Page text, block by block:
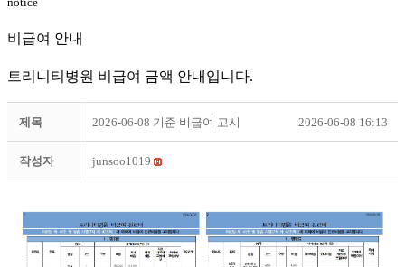
비급여 안내
트리니티병원 비급여 금액 안내입니다.
제목 2026-06-08 기준 비급여 고시 2026-06-08 16:13
작성자 junsoo1019